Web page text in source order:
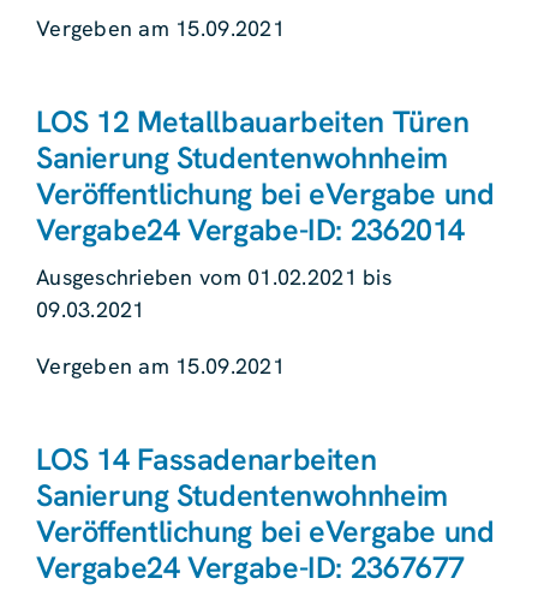
Vergeben am 15.09.2021
LOS 12 Metallbauarbeiten Türen
Sanierung Studentenwohnheim
Veröffentlichung bei eVergabe und
Vergabe24 Vergabe-ID: 2362014
Ausgeschrieben vom 01.02.2021 bis
09.03.2021
Vergeben am 15.09.2021
LOS 14 Fassadenarbeiten
Sanierung Studentenwohnheim
Veröffentlichung bei eVergabe und
Vergabe24 Vergabe-ID: 2367677